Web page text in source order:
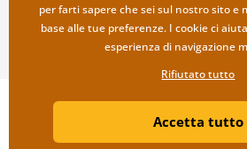
Copyright ©2019 ©
Litvanyi.sk| Negozio
per farti sapere che sei sul nostro sito e
base alle tue preferenze. I cookie ci
esperienza di navigazione
Rifiutato tutto
Accetta tutto